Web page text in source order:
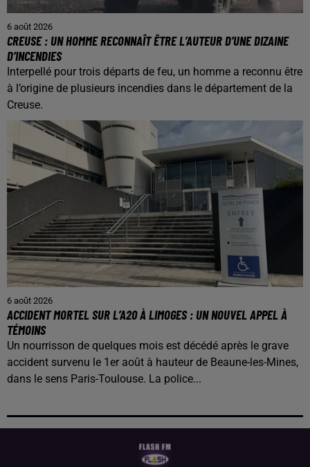
6 août 2026
CREUSE : UN HOMME RECONNAÎT ÊTRE L’AUTEUR D’UNE DIZAINE
D’INCENDIES
Interpellé pour trois départs de feu, un homme a reconnu être
à l’origine de plusieurs incendies dans le département de la
Creuse.
6 août 2026
ACCIDENT MORTEL SUR L’A20 À LIMOGES : UN NOUVEL APPEL À
TÉMOINS
Un nourrisson de quelques mois est décédé après le grave
accident survenu le 1er août à hauteur de Beaune-les-Mines,
dans le sens Paris-Toulouse. La police...